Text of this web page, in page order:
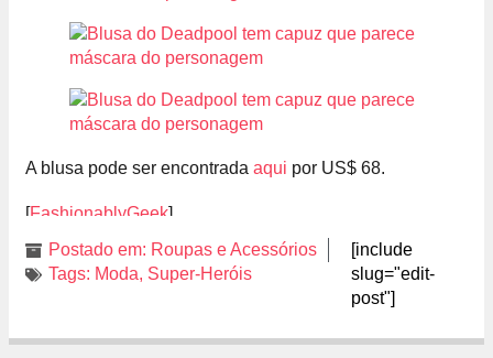
A blusa pode ser encontrada aqui por US$ 68.
[FashionablyGeek]
Postado em: Roupas e Acessórios
Tags: Moda, Super-Heróis
[include
slug="edit-
post"]